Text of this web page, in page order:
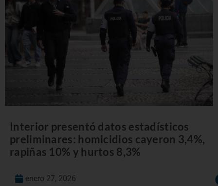
Interior presentó datos estadísticos
preliminares: homicidios cayeron 3,4%,
rapiñas 10% y hurtos 8,3%
enero 27, 2026